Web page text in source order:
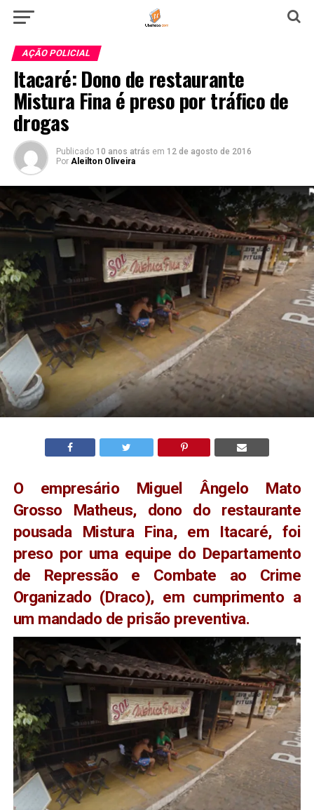
AÇÃO POLICIAL
Itacaré: Dono de restaurante
Mistura Fina é preso por tráfico de
drogas
Publicado 10 anos atrás em 12 de agosto de 2016
Por Aleilton Oliveira
O empresário Miguel Ângelo Mato
Grosso Matheus, dono do restaurante
pousada Mistura Fina, em Itacaré, foi
preso por uma equipe do Departamento
de Repressão e Combate ao Crime
Organizado (Draco), em cumprimento a
um mandado de prisão preventiva.